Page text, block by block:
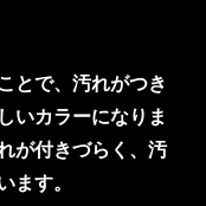
とで、汚れがつき
いカラーになりま
が付きづらく、汚
す。